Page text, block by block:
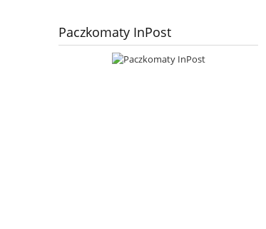
Paczkomaty InPost